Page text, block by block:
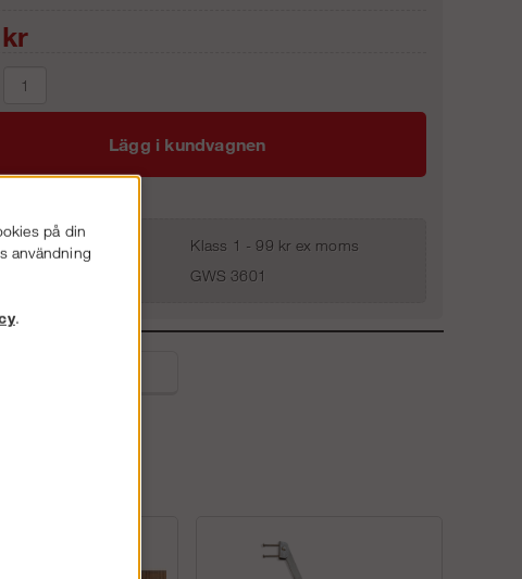
Lägg i kundvagnen
Klass 1 - 99 kr ex moms
GWS 3601
på din
användning
.